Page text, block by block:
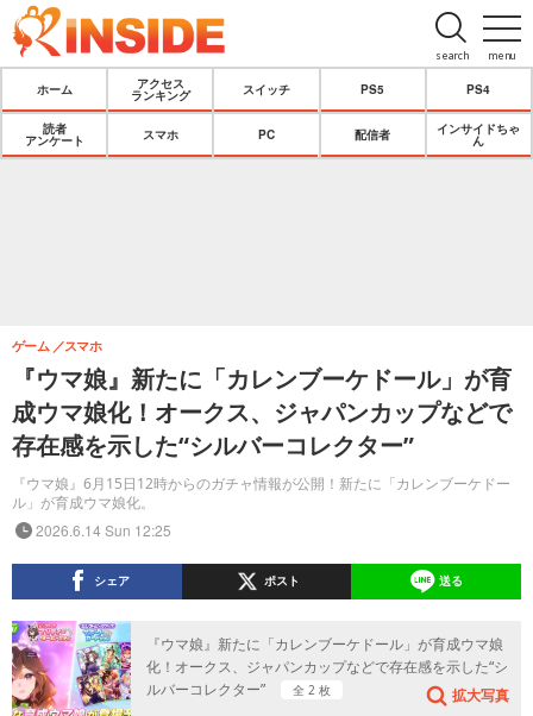
menu
search
ホーム
アクセス
ランキング
スイッチ PS5 PS4
読者
アンケート
スマホ PC 配信者
インサイドちゃ
ん
『ウマ娘』新たに「カレンブーケドール」が育
成ウマ娘化！オークス、ジャパンカップなどで
存在感を示した“シルバーコレクター”
『ウマ娘』6月15日12時からのガチャ情報が公開！新たに「カレンブーケドー
ル」が育成ウマ娘化。
ゲーム スマホ
2026.6.14 Sun 12:25
シェア ポスト 送る
『ウマ娘』新たに「カレンブーケドール」が育成ウマ娘
化！オークス、ジャパンカップなどで存在感を示した“シ
ルバーコレクター”
全 2 枚 拡大写真